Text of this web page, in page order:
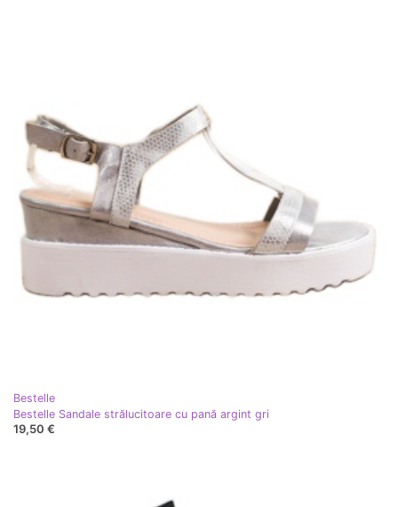
Bestelle
Bestelle Sandale strălucitoare cu pană argint gri
19,50 €